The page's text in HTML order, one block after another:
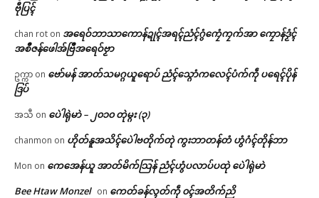
ဗီုပြၚ်
chan rot on အရေဝ်ဘာသာကောန်ဍုၚ်အရၚ်ညံၚ်ဂွံကၠေံကၠက်အာ ကၠောန်ဒၟံၚ်
အစဳဇန်ဖေါအ်ဗြဳအရေဝ်ဗၟာ
ဥက္ကာ on ဗော်မန် အာတ်သမဂ္ဂယူရောပ် ညံၚ်သ္ဂောံကလေၚ်ပံက်ကဵု ပရေၚ်ပိုန်
ဒြပ်
အသီ on ပေဲါရုဲမာဲ – ၂၀၁၀ တုဲမ္ဂး (၃)
chanmon on ဟိုတ်နူအသိၚ်ပေဲါဗတိုက်တုဲ ကွးဘာတန်တံ ဟွံဂံၚ်တိုန်ဘာ
Mon on ကေအေန်ယူ အာတ်မိက်သြန် ညံၚ်ဟွံပလာပ်ပထုဲ ပေဲါရုဲမာဲ
Bee Htaw Monzel on ကေတ်ခန်လ္ၚတ်ကဵု ၀ၚ်အတိက်ညိ